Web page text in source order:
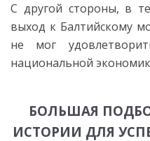
С другой стороны, в
выход к Балтийскому
не мог
национальной
БОЛЬШАЯ
ИСТОРИИ ДЛЯ